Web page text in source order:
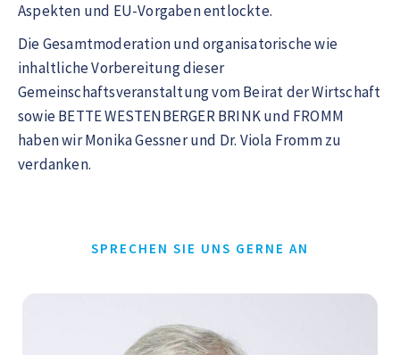
Aspekten und EU-Vorgaben entlockte.
Die Gesamtmoderation und organisatorische wie
inhaltliche Vorbereitung dieser
Gemeinschaftsveranstaltung vom Beirat der Wirtschaft
sowie BETTE WESTENBERGER BRINK und FROMM
haben wir Monika Gessner und Dr. Viola Fromm zu
verdanken.
SPRECHEN SIE UNS GERNE AN